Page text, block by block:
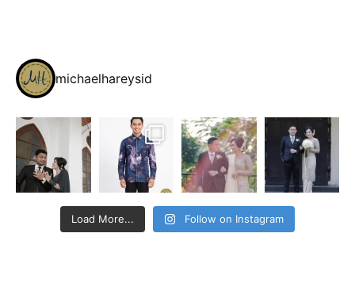
michaelhareysid
Load More... Follow on Instagram